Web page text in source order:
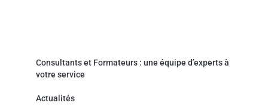
Consultants et Formateurs : une équipe d’experts à
votre service
Actualités